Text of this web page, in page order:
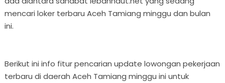
mencari loker terbaru Aceh Tamiang minggu dan bulan
ini.
Berikut ini info fitur pencarian update lowongan pekerjaan
terbaru di daerah Aceh Tamiang minggu ini untuk